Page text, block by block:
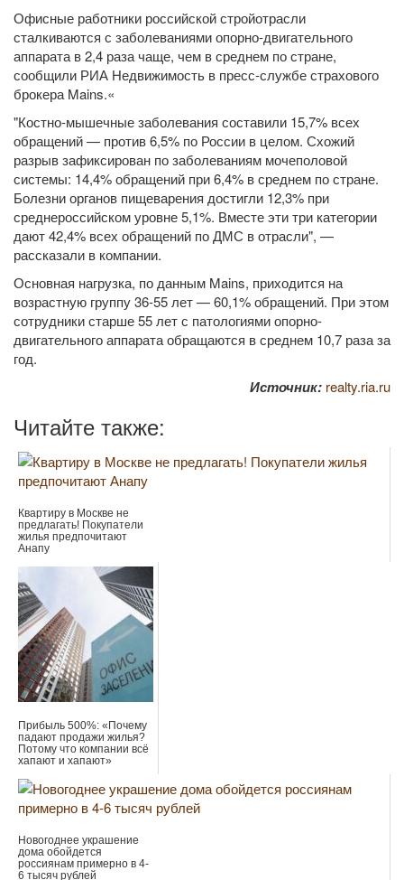
Офисные работники российской стройотрасли
сталкиваются с заболеваниями опорно-двигательного
аппарата в 2,4 раза чаще, чем в среднем по стране,
сообщили РИА Недвижимость в пресс-службе страхового
брокера Mains.«
"Костно-мышечные заболевания составили 15,7% всех
обращений — против 6,5% по России в целом. Схожий
разрыв зафиксирован по заболеваниям мочеполовой
системы: 14,4% обращений при 6,4% в среднем по стране.
Болезни органов пищеварения достигли 12,3% при
среднероссийском уровне 5,1%. Вместе эти три категории
дают 42,4% всех обращений по ДМС в отрасли", —
рассказали в компании.
Основная нагрузка, по данным Mains, приходится на
возрастную группу 36-55 лет — 60,1% обращений. При этом
сотрудники старше 55 лет с патологиями опорно-
двигательного аппарата обращаются в среднем 10,7 раза за
год.
Источник: realty.ria.ru
Читайте также:
Квартиру в Москве не
предлагать! Покупатели
жилья предпочитают
Анапу
Прибыль 500%: «Почему
падают продажи жилья?
Потому что компании всё
хапают и хапают»
Новогоднее украшение
дома обойдется
россиянам примерно в 4-
6 тысяч рублей